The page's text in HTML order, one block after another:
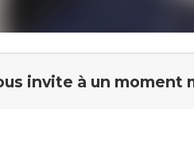
invite à un moment